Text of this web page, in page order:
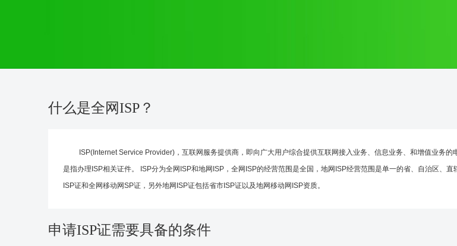
什么是全网ISP？
ISP(Internet Service Provider)，互联网服务提供商，即向广大用户综合提供互联网接入业务、信息业务、和增值业务的
是指办理ISP相关证件。 ISP分为全网ISP和地网ISP，全网ISP的经营范围是全国，地网ISP经营范围是单一的省、自治区、
ISP证和全网移动网SP证，另外地网ISP证包括省市ISP证以及地网移动网ISP资质。
申请ISP证需要具备的条件